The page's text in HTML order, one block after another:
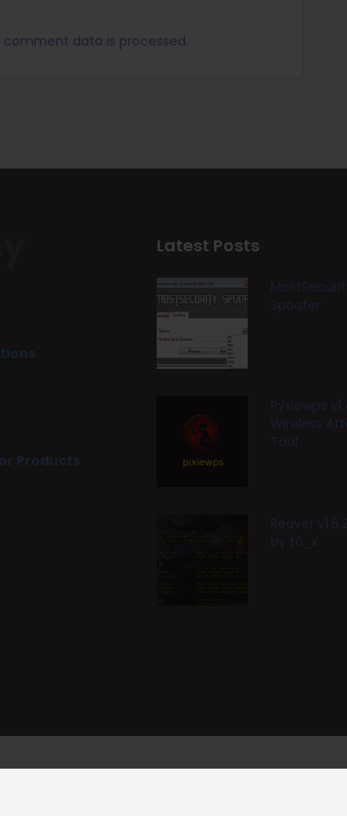
comment data is processed.
Products
Latest Posts
Spoofer
Pyxiewps
Wireless
Tool
Reaver
by t6_x